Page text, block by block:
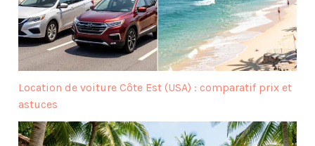
Location de voiture Côte Est (USA) : comparatif prix et
astuces